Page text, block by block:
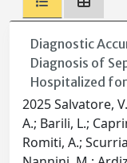
Diagnostic
Diagnosis of
Hospitalized
2025 Salvatore,
A.; Barili, L.;
Romiti, A.;